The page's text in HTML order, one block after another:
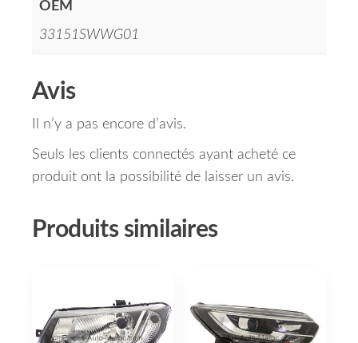
OEM
33151SWWG01
Avis
Il n’y a pas encore d’avis.
Seuls les clients connectés ayant acheté ce
produit ont la possibilité de laisser un avis.
Produits similaires